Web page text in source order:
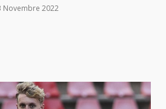
Novembre 2022